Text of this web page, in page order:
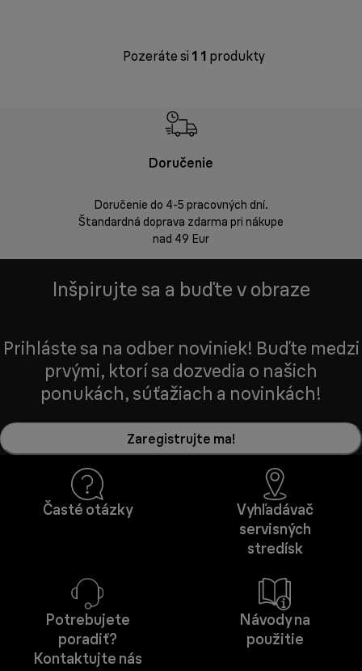
Pozeráte si 1 1 produkty
Doručenie
Doručenie do 4-5 pracovných dní.
Štandardná doprava zdarma pri nákupe
nad 49 Eur
Inšpirujte sa a buďte v obraze
Prihláste sa na odber noviniek! Buďte medzi
prvými, ktorí sa dozvedia o našich
ponukách, súťažiach a novinkách!
Zaregistrujte ma!
Časté otázky
Vyhľadávač
servisných
stredísk
Potrebujete
poradiť?
Kontaktujte nás
Návody na
použitie